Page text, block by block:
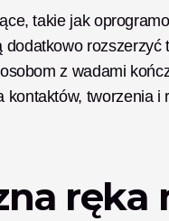
takie jak
z wadami
kontaktów, tworzenia
ręka